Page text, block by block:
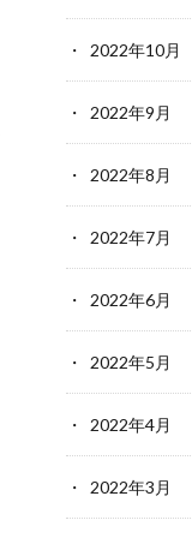
2022年10月
2022年9月
2022年8月
2022年7月
2022年6月
2022年5月
2022年4月
2022年3月